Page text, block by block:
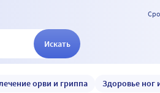
Искать
орви и гриппа Здоровье ног